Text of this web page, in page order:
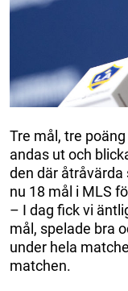
Tre mål, tre
andas ut och
den där
nu 18 mål i MLS
– I dag fick vi
mål, spelade bra
under hela
matchen.